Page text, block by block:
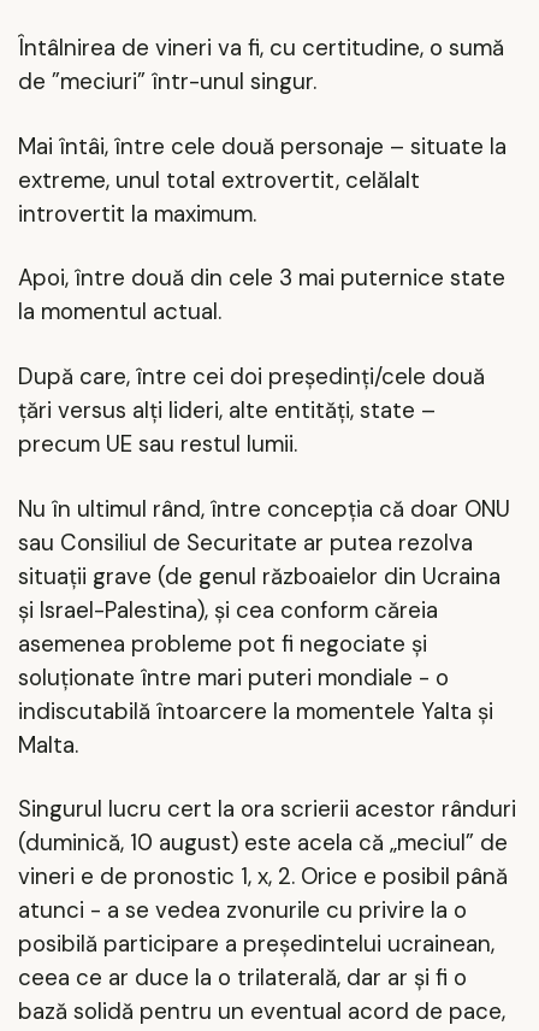
Întâlnirea de vineri va fi, cu certitudine, o sumă
de ”meciuri” într-unul singur.
Mai întâi, între cele două personaje – situate la
extreme, unul total extrovertit, celălalt
introvertit la maximum.
Apoi, între două din cele 3 mai puternice state
la momentul actual.
După care, între cei doi președinți/cele două
țări versus alți lideri, alte entități, state –
precum UE sau restul lumii.
Nu în ultimul rând, între concepția că doar ONU
sau Consiliul de Securitate ar putea rezolva
situații grave (de genul războaielor din Ucraina
și Israel-Palestina), și cea conform căreia
asemenea probleme pot fi negociate și
soluționate între mari puteri mondiale - o
indiscutabilă întoarcere la momentele Yalta și
Malta.
Singurul lucru cert la ora scrierii acestor rânduri
(duminică, 10 august) este acela că „meciul” de
vineri e de pronostic 1, x, 2. Orice e posibil până
atunci - a se vedea zvonurile cu privire la o
posibilă participare a președintelui ucrainean,
ceea ce ar duce la o trilaterală, dar ar și fi o
bază solidă pentru un eventual acord de pace,